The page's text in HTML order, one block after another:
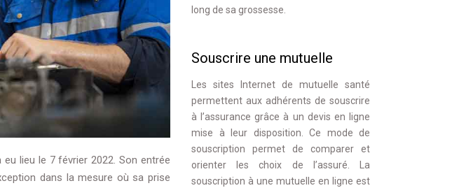
lieu le 7 février 2022. Son entrée
dans la mesure où sa prise
long de sa grossesse.
Souscrire une mutuelle
Les sites Internet de mutuelle santé
permettent aux adhérents de souscrire
à l’assurance grâce à un devis en ligne
mise à leur disposition. Ce mode de
souscription permet de comparer et
orienter les choix de l’assuré. La
souscription à une mutuelle en ligne est